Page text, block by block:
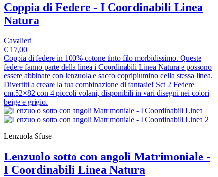
Coppia di Federe - I Coordinabili Linea
Natura
Cavalieri
€ 17,00
Coppia di federe in 100% cotone tinto filo morbidissimo. Queste
federe fanno parte della linea i Coordinabili Linea Natura e possono
essere abbinate con lenzuola e sacco copripiumino della stessa linea.
Divertiti a creare la tua combinazione di fantasie! Set 2 Federe
cm.52×82 con 4 piccoli volani, disponibili in vari disegni nei colori
beige e grigio.
Lenzuola Sfuse
Lenzuolo sotto con angoli Matrimoniale -
I Coordinabili Linea Natura